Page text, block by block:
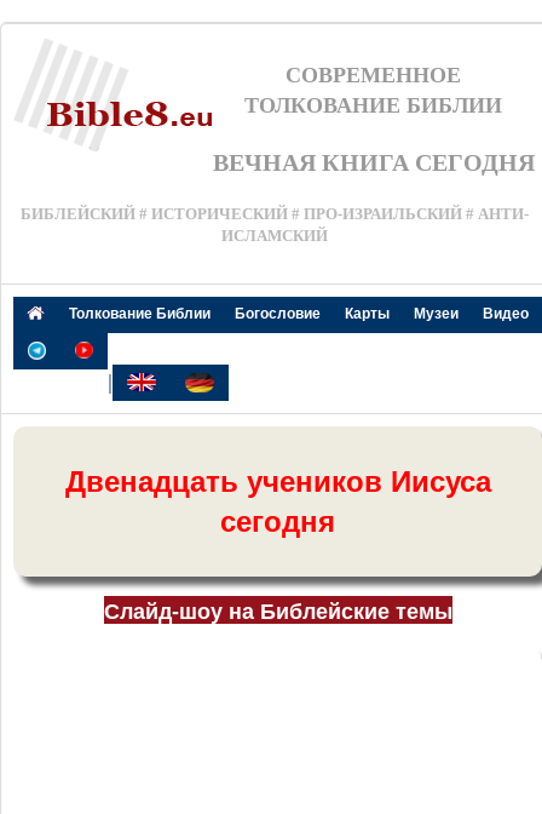
СОВРЕМЕННОЕ
ТОЛКОВАНИЕ БИБЛИИ
ВЕЧНАЯ КНИГА СЕГОДНЯ
БИБЛЕЙСКИЙ # ИСТОРИЧЕСКИЙ # ПРО-ИЗРАИЛЬСКИЙ # АНТИ-
ИСЛАМСКИЙ
Толкование Библии Богословие Карты Музеи Видео
|
Двенадцать учеников Иисуса
сегодня
Слайд-шоу на Библейские темы